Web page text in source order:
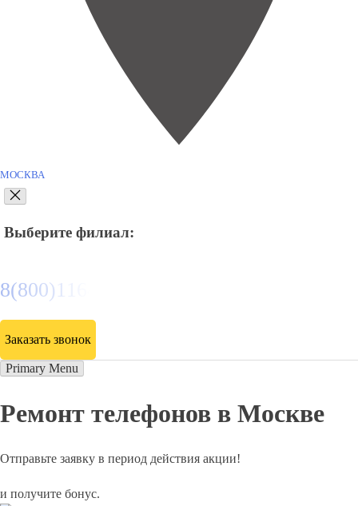
МОСКВА
Выберите филиал:
8(800)116472
Заказать звонок
Primary Menu
Ремонт телефонов в Москве
Отправьте заявку в период действия акции!
и получите бонус.